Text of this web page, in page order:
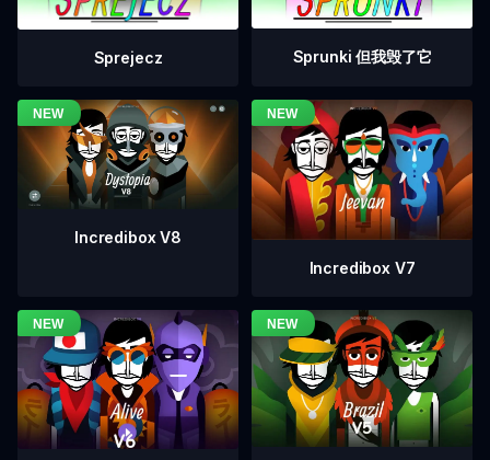
Sprejecz Sprunki 但我毁了它
Incredibox V8
Incredibox V7